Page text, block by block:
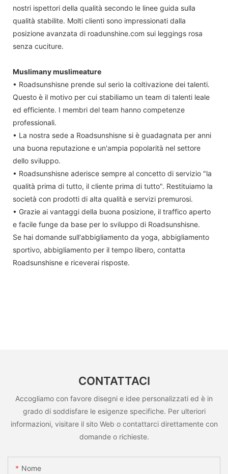
nostri ispettori della qualità secondo le linee guida sulla
qualità stabilite. Molti clienti sono impressionati dalla
posizione avanzata di roadunshine.com sui leggings rosa
senza cuciture.
Muslimany muslimeature
• Roadsunshisne prende sul serio la coltivazione dei talenti.
Questo è il motivo per cui stabiliamo un team di talenti leale
ed efficiente. I membri del team hanno competenze
professionali.
• La nostra sede a Roadsunshisne si è guadagnata per anni
una buona reputazione e un'ampia popolarità nel settore
dello sviluppo.
• Roadsunshisne aderisce sempre al concetto di servizio "la
qualità prima di tutto, il cliente prima di tutto". Restituiamo la
società con prodotti di alta qualità e servizi premurosi.
• Grazie ai vantaggi della buona posizione, il traffico aperto
e facile funge da base per lo sviluppo di Roadsunshisne.
Se hai domande sull'abbigliamento da yoga, abbigliamento
sportivo, abbigliamento per il tempo libero, contatta
Roadsunshisne e riceverai risposte.
CONTATTACI
Accogliamo con favore disegni e idee personalizzati ed è in
grado di soddisfare le esigenze specifiche. Per ulteriori
informazioni, visitare il sito Web o contattarci direttamente con
domande o richieste.
Nome